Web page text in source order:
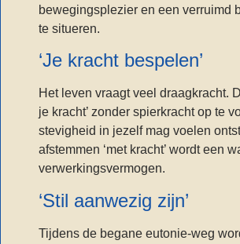
bewegingsplezier en een verruimd
te situeren.
‘Je kracht bespelen’
Het leven vraagt veel draagkracht.
je kracht’ zonder spierkracht op te
stevigheid in jezelf mag voelen
afstemmen ‘met kracht’ wordt een
verwerkingsvermogen.
‘Stil aanwezig zijn’
Tijdens de begane eutonie-weg